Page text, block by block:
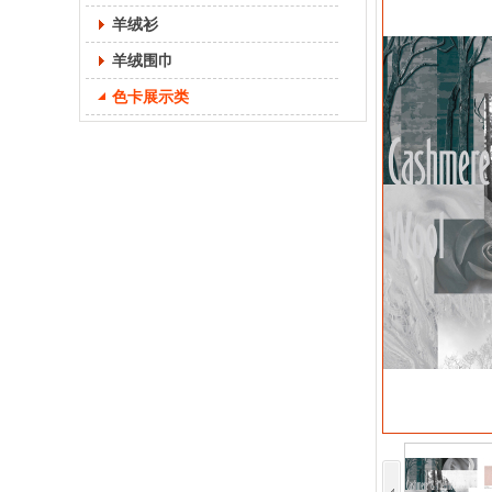
羊绒衫
羊绒围巾
色卡展示类